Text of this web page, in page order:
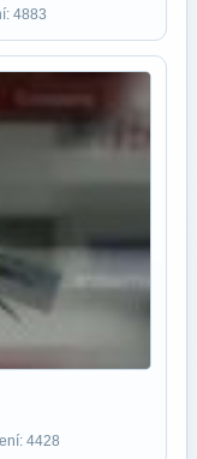
4883
4428